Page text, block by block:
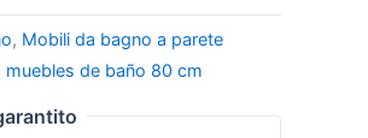
, Mobili da bagno a parete
muebles de baño 80 cm